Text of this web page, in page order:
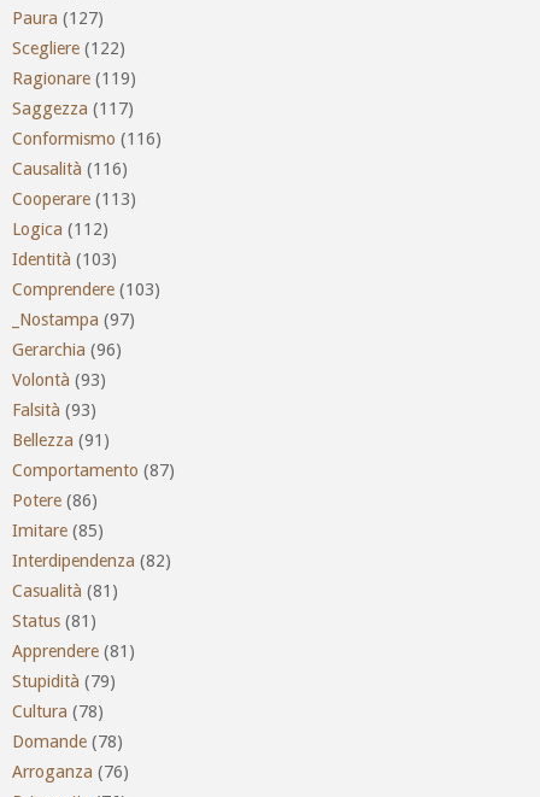
Paura (127)
Scegliere (122)
Ragionare (119)
Saggezza (117)
Conformismo (116)
Causalità (116)
Cooperare (113)
Logica (112)
Identità (103)
Comprendere (103)
_Nostampa (97)
Gerarchia (96)
Volontà (93)
Falsità (93)
Bellezza (91)
Comportamento (87)
Potere (86)
Imitare (85)
Interdipendenza (82)
Casualità (81)
Status (81)
Apprendere (81)
Stupidità (79)
Cultura (78)
Domande (78)
Arroganza (76)